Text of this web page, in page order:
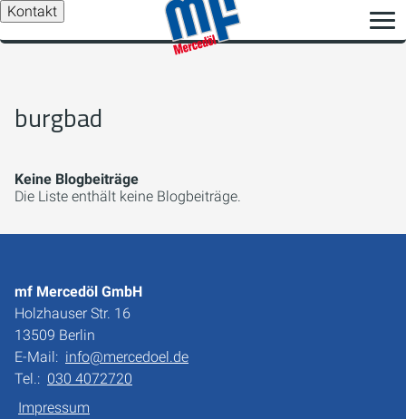
Kontakt
burgbad
Keine Blogbeiträge
Die Liste enthält keine Blogbeiträge.
mf Mercedöl GmbH
Holzhauser Str. 16
13509 Berlin
E-Mail: info@mercedoel.de
Tel.: 030 4072720
Impressum